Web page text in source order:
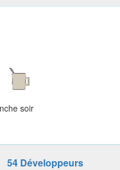
soir
54 Développeurs